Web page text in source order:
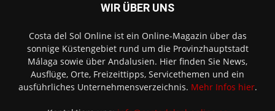
WIR ÜBER UNS
Costa del Sol Online ist ein Online-Magazin über das
sonnige Küstengebiet rund um die Provinzhauptstadt
Málaga sowie über Andalusien. Hier finden Sie News,
Ausflüge, Orte, Freizeittipps, Servicethemen und ein
ausführliches Unternehmensverzeichnis. Mehr Infos hier.